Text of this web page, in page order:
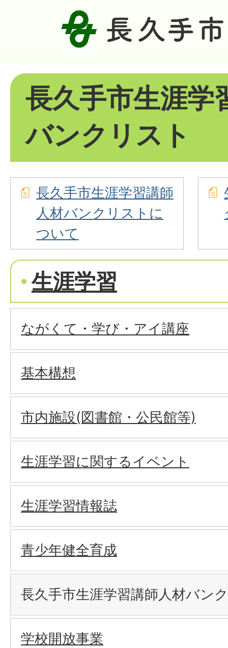
長久手市生涯学
バンクリスト
長久手市生涯学習講師
人材バンクリストに
ついて
生涯学習
ながくて・学び・アイ講座
基本構想
市内施設(図書館・公民館等)
生涯学習に関するイベント
生涯学習情報誌
青少年健全育成
長久手市生涯学習講師人材バン
学校開放事業